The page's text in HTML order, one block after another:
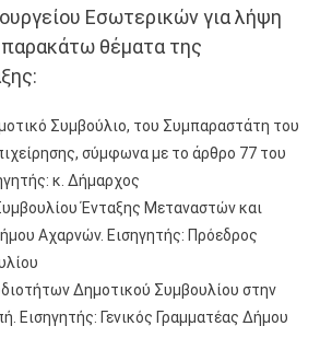
Εσωτερικών για λήψη
θέματα της
Συμβούλιο, του Συμπαραστάτη του
σύμφωνα με το άρθρο 77 του
κ. Δήμαρχος
Ένταξης Μεταναστών και
Αχαρνών. Εισηγητής: Πρόεδρος
Δημοτικού Συμβουλίου στην
Εισηγητής: Γενικός Γραμματέας Δήμου